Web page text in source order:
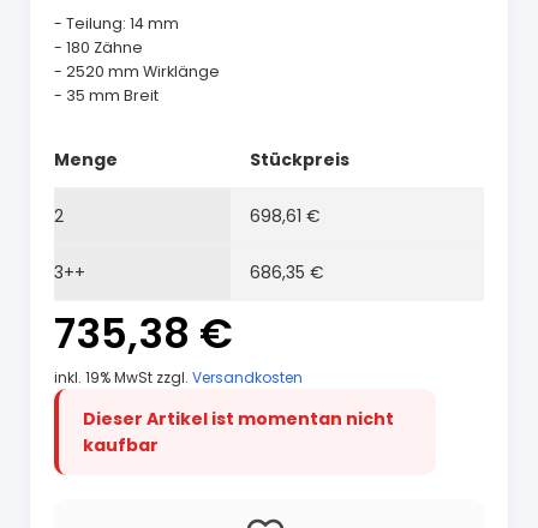
- Teilung: 14 mm
- 180 Zähne
- 2520 mm Wirklänge
- 35 mm Breit
Menge Stückpreis
2 698,61 €
3++ 686,35 €
735,38 €
inkl. 19% MwSt zzgl. Versandkosten
Dieser Artikel ist momentan nicht
kaufbar